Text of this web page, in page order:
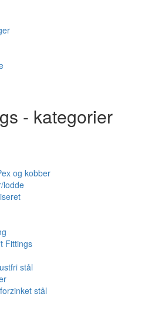
- kategorier
og kobber
lodde
Fittings
stål
stål